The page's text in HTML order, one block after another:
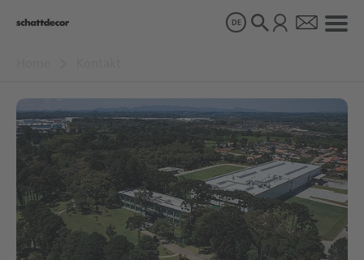
Produkte
Über uns
Nachhaltigkeit
DE